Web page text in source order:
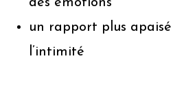
des émotions
un rapport plus
l’intimité